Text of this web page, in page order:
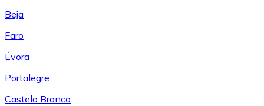
Beja
Faro
Évora
Portalegre
Castelo Branco